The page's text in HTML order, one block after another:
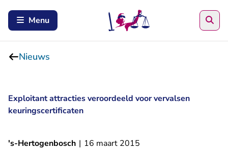
Menu
Nieuws
Exploitant attracties veroordeeld voor vervalsen
keuringscertificaten
's-Hertogenbosch | 16 maart 2015